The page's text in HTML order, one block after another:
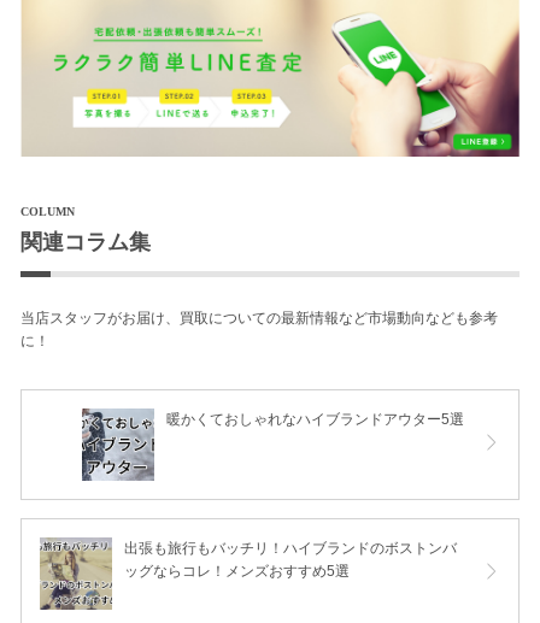
COLUMN
関連コラム集
当店スタッフがお届け、買取についての最新情報など市場動向なども参考
に！
暖かくておしゃれなハイブランドアウター5選
出張も旅行もバッチリ！ハイブランドのボストンバ
ッグならコレ！メンズおすすめ5選